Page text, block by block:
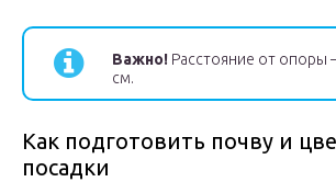
Важно! Расстояние от опоры
см.
Как подготовить почву и
посадки